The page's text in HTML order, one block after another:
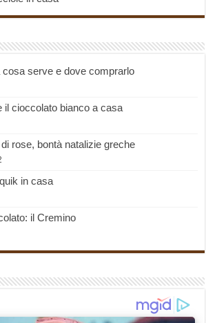
cosa serve e dove comprarlo
il cioccolato bianco a casa
rose, bontà natalizie greche
in casa
il Cremino